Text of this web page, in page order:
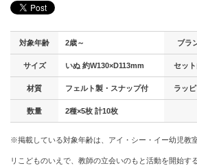
対象年齢 2歳～ ブラ
サイズ いぬ 約W130×D113mm セッ
材質 フェルト製・スナップ付 ラッ
数量 2種×5枚 計10枚
※掲載している対象年齢は、アイ・シー・イー幼児教
リこどものいえで、教師の立会いのもと活動を開始す